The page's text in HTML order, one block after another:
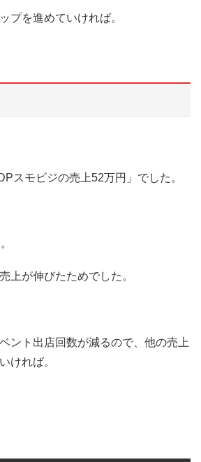
プを進めていければ。
スモビジの売上52万円」でした。
上が伸びたためでした。
ント出店回数が減るので、他の売上
ければ。